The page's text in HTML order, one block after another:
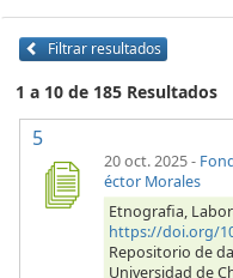
Filtrar resultados
1 a 10 de 185 Resultados
5
20 oct. 2025-
éctor Morales
Etnografia,
https://doi.org/
Repositorio de
Universidad de